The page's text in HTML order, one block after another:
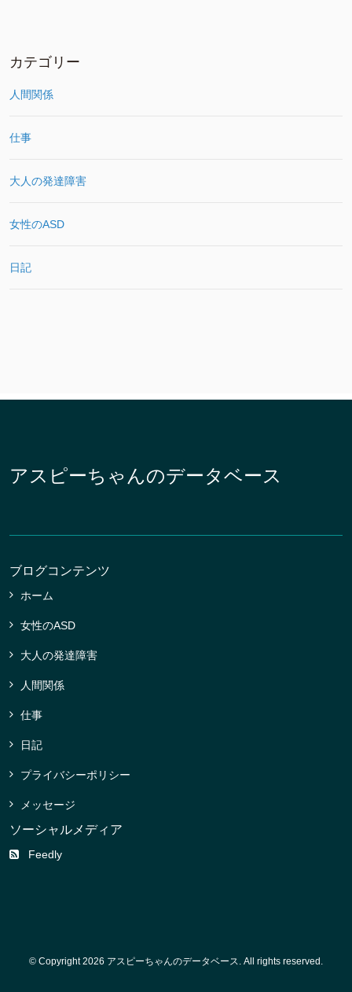
カテゴリー
人間関係
仕事
大人の発達障害
女性のASD
日記
アスピーちゃんのデータベース
ブログコンテンツ
ホーム
女性のASD
大人の発達障害
人間関係
仕事
日記
プライバシーポリシー
メッセージ
ソーシャルメディア
Feedly
© Copyright 2026 アスピーちゃんのデータベース. All rights reserved.